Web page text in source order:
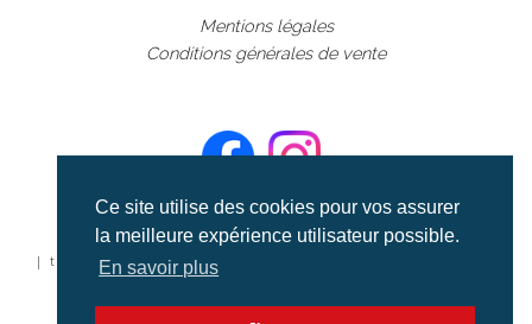
Ce site utilise des cookies pour vos assurer
la meilleure expérience utilisateur possible.
En savoir plus
Mentions légales
Conditions générales de vente
©aerialcollection marque déposée 2024
| tous droits réservés | aerialcollection.fr banque d'images
aériennes et documentaires video et cinéma |